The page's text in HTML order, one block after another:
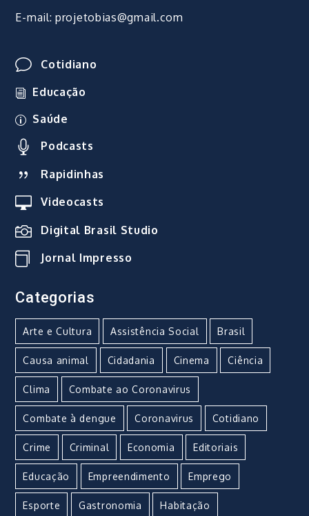
E-mail: projetobias@gmail.com
Cotidiano
Educação
Saúde
Podcasts
Rapidinhas
Videocasts
Digital Brasil Studio
Jornal Impresso
Categorias
Arte e Cultura Assistência Social Brasil
Causa animal Cidadania Cinema Ciência
Clima Combate ao Coronavirus
Combate à dengue Coronavirus Cotidiano
Crime Criminal Economia Editoriais
Educação Empreendimento Emprego
Esporte Gastronomia Habitação